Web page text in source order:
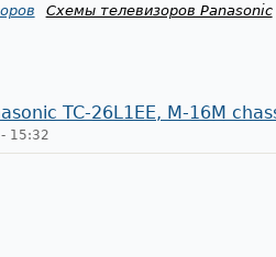
Схемы телевизоров Panasonic
TC-26L1EE, M-16M
15:32